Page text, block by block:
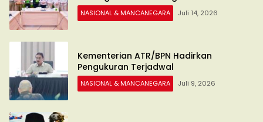
NASIONAL & MANCANEGARA Juli 14, 2026
Kementerian ATR/BPN Hadirkan
Pengukuran Terjadwal
NASIONAL & MANCANEGARA Juli 9, 2026